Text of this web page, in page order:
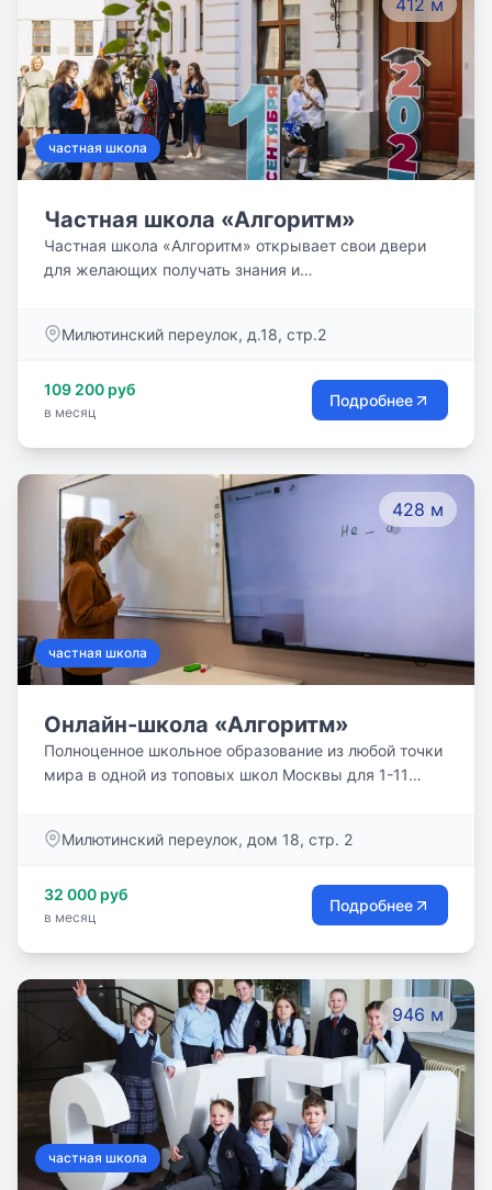
412 м
частная школа
Частная школа «Алгоритм»
Частная школа «Алгоритм» открывает свои двери
для желающих получать знания и
Милютинский переулок, д.18, стр.2
109 200 руб
в месяц
Подробнее
428 м
частная школа
Онлайн-школа «Алгоритм»
Полноценное школьное образование из любой точки
мира в одной из топовых школ Москвы для 1-11
Милютинский переулок, дом 18, стр. 2
32 000 руб
в месяц
Подробнее
946 м
частная школа